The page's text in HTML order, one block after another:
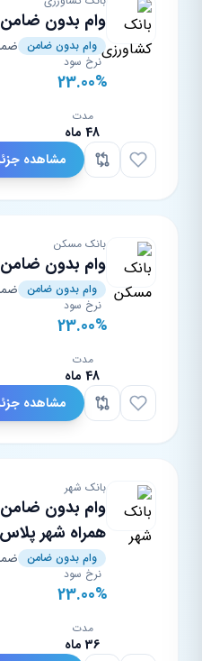
وام بدون
وام بدون ضامن
نرخ سود
23.00%
مدت
48 ماه
مشاهده
بانک مسکن
وام بدون
وام بدون ضامن
نرخ سود
23.00%
مدت
48 ماه
مشاهده
بانک شهر
وام بدون
همراه شهر
وام بدون ضامن
نرخ سود
23.00%
مدت
36 ماه